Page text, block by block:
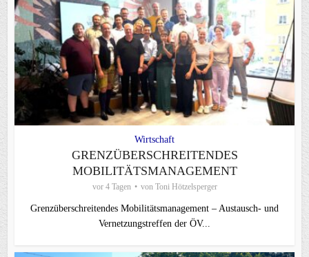
Wirtschaft
GRENZÜBERSCHREITENDES
MOBILITÄTSMANAGEMENT
vor 4 Tagen von Toni Hötzelsperger
Grenzüberschreitendes Mobilitätsmanagement – Austausch- und
Vernetzungstreffen der ÖV...